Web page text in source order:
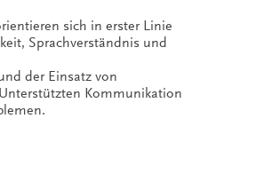
sich in erster Linie
Sprachverständnis und
der Einsatz von
Kommunikation